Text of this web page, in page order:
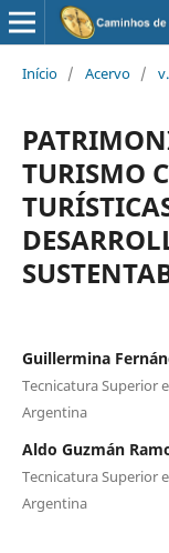
Início / Acervo /
TURISMO
Guillermina
Tecnicatura Superior
Argentina
Aldo Guzmán
Tecnicatura Superior
Argentina